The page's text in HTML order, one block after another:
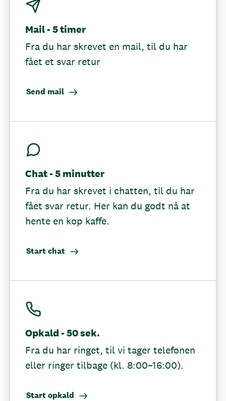
Mail - 5 timer
Fra du har skrevet en mail, til du har
fået et svar retur
Send mail
Chat - 5 minutter
Fra du har skrevet i chatten, til du har
fået svar retur. Her kan du godt nå at
hente en kop kaffe.
Start chat
Opkald - 50 sek.
Fra du har ringet, til vi tager telefonen
eller ringer tilbage (kl. 8:00–16:00).
Start opkald